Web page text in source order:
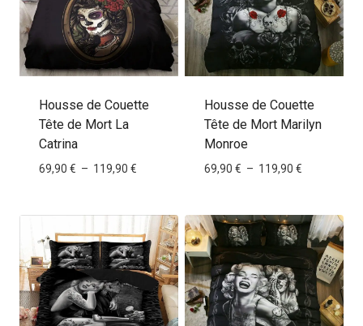
Housse de Couette
Tête de Mort La
Catrina
69,90 € – 119,90 €
69,90 €
à
119,90 €
Housse de Couette
Tête de Mort Marilyn
Monroe
69,90 € – 119,90 €
69,90 €
119,90 €